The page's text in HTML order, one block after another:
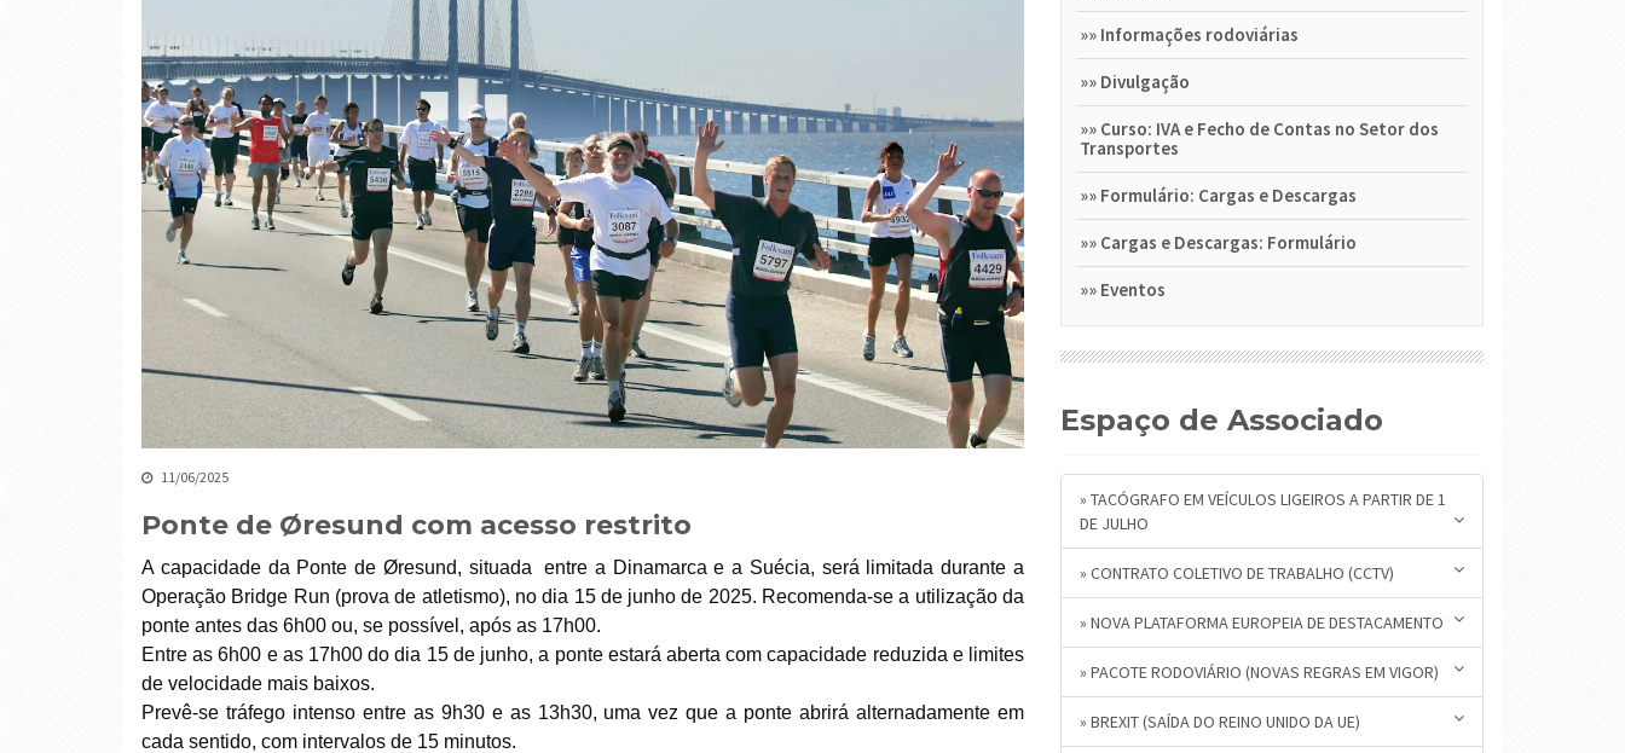
11/06/2025
Ponte de Øresund com acesso restrito
A capacidade da Ponte de Øresund, situada
entre a Dinamarca e a Suécia, será limitada durante a
Operação Bridge Run (prova de atletismo), no dia 15 de junho de 2025. Recomenda-se a utilização da
ponte antes das 6h00 ou, se possível, após as 17h00.
Entre as 6h00 e as 17h00 do dia 15 de junho, a ponte estará aberta com capacidade reduzida e limites
de velocidade mais baixos.
Prevê-se tráfego intenso entre as 9h30 e as 13h30, uma vez que a ponte abrirá alternadamente em
cada sentido, com intervalos de 15 minutos.
»» Informações rodoviárias
»» Divulgação
»» Curso: IVA e Fecho de Contas no Setor dos
Transportes
»» Formulário: Cargas e Descargas
»» Cargas e Descargas: Formulário
»» Eventos
Espaço de Associado
» TACÓGRAFO EM VEÍCULOS LIGEIROS A PARTIR DE 1
DE JULHO
» CONTRATO COLETIVO DE TRABALHO (CCTV)
» NOVA PLATAFORMA EUROPEIA DE DESTACAMENTO
» PACOTE RODOVIÁRIO (NOVAS REGRAS EM VIGOR)
» BREXIT (SAÍDA DO REINO UNIDO DA UE)